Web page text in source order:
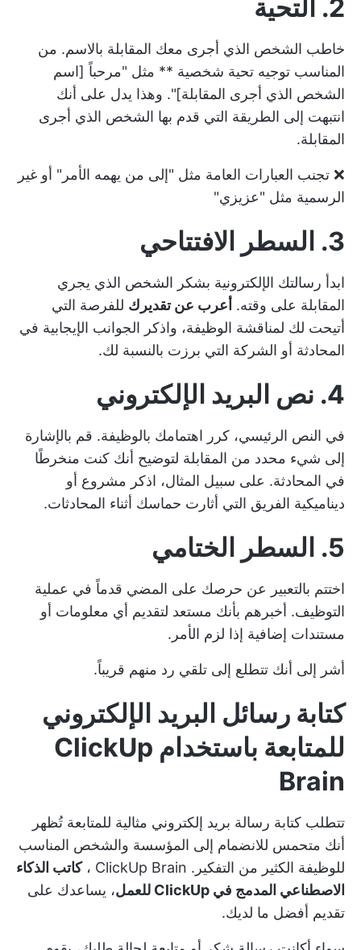
2. التحية
خاطب الشخص الذي أجرى معك المقابلة بالاسم. من
المناسب توجيه تحية شخصية ** مثل "مرحباً [اسم
الشخص الذي أجرى المقابلة]". وهذا يدل على أنك
انتبهت إلى الطريقة التي قدم بها الشخص الذي أجرى
المقابلة.
❌ تجنب العبارات العامة مثل "إلى من يهمه الأمر" أو غير
الرسمية مثل "عزيزي"
3. السطر الافتتاحي
ابدأ رسالتك الإلكترونية بشكر الشخص الذي يجري
المقابلة على وقته. أعرب عن تقديرك للفرصة التي
أتيحت لك لمناقشة الوظيفة، واذكر الجوانب الإيجابية في
المحادثة أو الشركة التي برزت بالنسبة لك.
4. نص البريد الإلكتروني
في النص الرئيسي، كرر اهتمامك بالوظيفة. قم بالإشارة
إلى شيء محدد من المقابلة لتوضيح أنك كنت منخرطًا
في المحادثة. على سبيل المثال، اذكر مشروع أو
ديناميكية الفريق التي أثارت حماسك أثناء المحادثات.
5. السطر الختامي
اختتم بالتعبير عن حرصك على المضي قدماً في عملية
التوظيف. أخبرهم بأنك مستعد لتقديم أي معلومات أو
مستندات إضافية إذا لزم الأمر.
أشر إلى أنك تتطلع إلى تلقي رد منهم قريباً.
كتابة رسائل البريد الإلكتروني
للمتابعة باستخدام ClickUp
Brain
تتطلب كتابة رسالة بريد إلكتروني مثالية للمتابعة تُظهر
أنك متحمس للانضمام إلى المؤسسة والشخص المناسب
للوظيفة الكثير من التفكير. ClickUp Brain ،كاتب الذكاء
الاصطناعي المدمج في ClickUp للعمل
، يساعدك على
تقديم أفضل ما لديك.